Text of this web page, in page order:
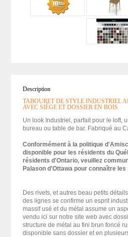
Description
TABOURET DE STYLE INDUSTRIEL
AVEC SIÈGE ET DOSSIER EN BOIS
Un look Industriel, parfait pour le loft,
bureau ou table de bar. Fabriqué au
Conformément à la politique
disponible pour les résidents du
résidents d'Ontario, veuillez
Palason d'Ottawa pour connaître les
Des rivets, et autres beau petits
des lignes se confirme un esprit
massif usé et du métal assume un
vendu ici sur notre site web avec
structure de métal au fini brun foncé
disponible sans dossier et en